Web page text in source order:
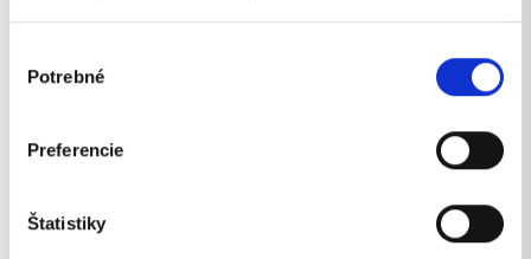
súhlasu
Potrebné
Preferencie
Štatistiky